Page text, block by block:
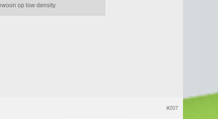
op low density.
#207